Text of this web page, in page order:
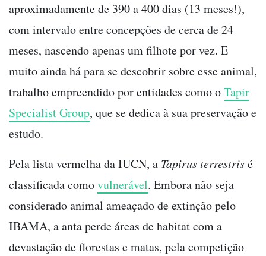
aproximadamente de 390 a 400 dias (13 meses!),
com intervalo entre concepções de cerca de 24
meses, nascendo apenas um filhote por vez. E
muito ainda há para se descobrir sobre esse animal,
trabalho empreendido por entidades como oTapir
Specialist Group, que se dedica à sua preservação e
estudo.
Pela lista vermelha da IUCN, a Tapirus terrestrisé
classificada comovulnerável. Embora não seja
considerado animal ameaçado de extinção pelo
IBAMA, a anta perde áreas de habitat com a
devastação de florestas e matas, pela competição